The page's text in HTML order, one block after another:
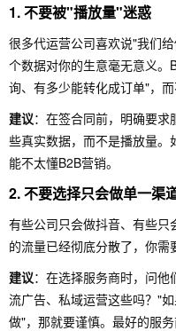
1. 不要被"播放量"迷惑
很多代运营公司喜欢说"我们
个数据对你的生意毫无意义。
询、有多少能转化成订单"，而
建议：在签合同前，明确要
些真实数据，而不是播放量
能不太懂B2B营销。
2. 不要选择只会做单一渠
有些公司只会做抖音、有些
的流量已经彻底分散了，你需
建议：在选择服务商时，问
流广告、私域运营这些吗？"
做"，那就要谨慎。最好的服